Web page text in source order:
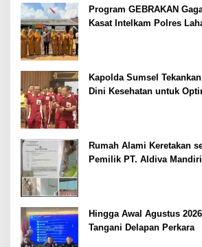
Program GEBRAKAN
Kasat Intelkam Polres
Kapolda Sumsel
Dini Kesehatan untuk
Rumah Alami Keretakan
Pemilik PT. Aldiva
Hingga Awal Agustus
Tangani Delapan Perkara